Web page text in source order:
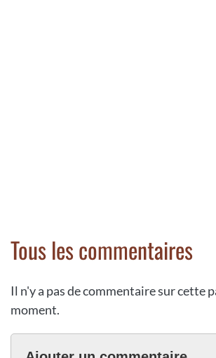
Tous les commentaires
Il n'y a pas de commentaire sur cette
moment.